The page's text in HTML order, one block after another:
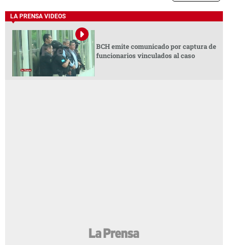
LA PRENSA VIDEOS
BCH emite comunicado por captura de
funcionarios vinculados al caso